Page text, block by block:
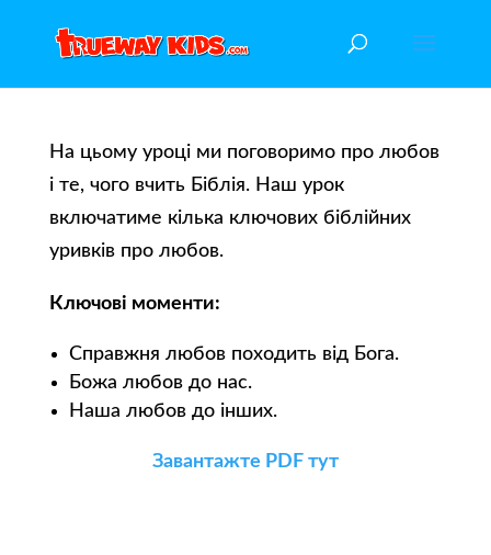
На цьому уроці ми поговоримо про любов
і те, чого вчить Біблія. Наш урок
включатиме кілька ключових біблійних
уривків про любов.
Ключові моменти:
Справжня любов походить від Бога.
Божа любов до нас.
Наша любов до інших.
Завантажте PDF тут